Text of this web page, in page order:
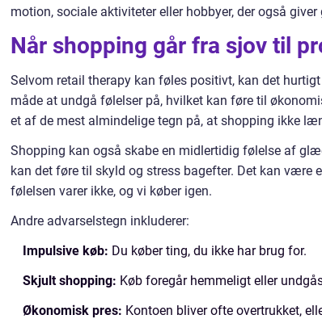
motion, sociale aktiviteter eller hobbyer, der også
Når shopping går fra sjov til
Selvom retail therapy kan føles positivt, kan det
måde at undgå følelser på, hvilket kan føre til
et af de mest almindelige tegn på, at shopping ikke
Shopping kan også skabe en midlertidig følelse af
kan det føre til skyld og stress bagefter. Det kan være
følelsen varer ikke, og vi køber igen.
Andre advarselstegn inkluderer:
Impulsive køb: Du køber ting, du ikke har brug for.
Skjult shopping: Køb foregår hemmeligt eller
Økonomisk pres: Kontoen bliver ofte overtrukket,